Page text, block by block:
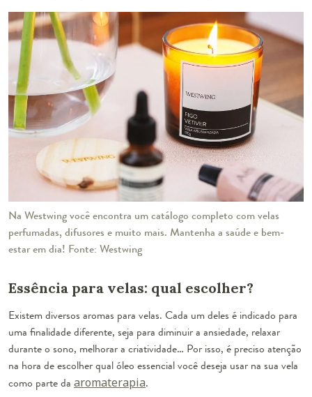
Na Westwing você encontra um catálogo completo com velas
perfumadas, difusores e muito mais. Mantenha a saúde e bem-
estar em dia! Fonte: Westwing
Essência para velas: qual escolher?
Existem diversos aromas para velas. Cada um deles é indicado para
uma finalidade diferente, seja para diminuir a ansiedade, relaxar
durante o sono, melhorar a criatividade… Por isso, é preciso atenção
na hora de escolher qual óleo essencial você deseja usar na sua vela
como parte da aromaterapia.